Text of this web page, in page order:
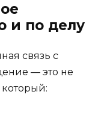
и по делу
связь с
— это не
который: